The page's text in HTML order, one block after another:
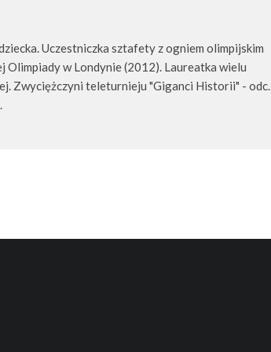
Uczestniczka sztafety z ogniem olimpijskim
Olimpiady w Londynie (2012). Laureatka wielu
Zwyciężczyni teleturnieju "Giganci Historii" - odc.